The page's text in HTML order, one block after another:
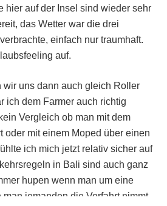
hier auf der Insel sind wieder sehr
das Wetter war die drei
einfach nur traumhaft.
auf.
wir uns dann auch gleich Roller
ich dem Farmer auch richtig
Vergleich ob man mit dem
oder mit einem Moped über einen
ich mich jetzt relativ sicher auf
in Bali sind auch ganz
hupen wenn man um eine
jemanden die Vorfahrt nimmt,